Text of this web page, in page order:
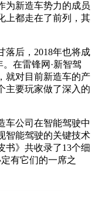
新造车势力的成员
上都走在了前列，其
后，2018年也将成
在雷锋网·新智驾
就对目前新造车的产
主要玩家做了深入的
公司在智能驾驶中
智能驾驶的关键技术
书》共收录了13个细
有它们的一席之